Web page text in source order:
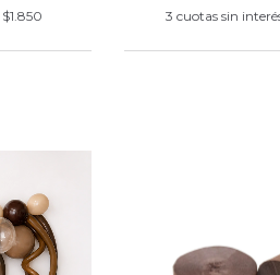
$1.850 3 cuotas sin